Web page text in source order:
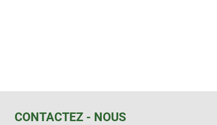
CONTACTEZ - NOUS